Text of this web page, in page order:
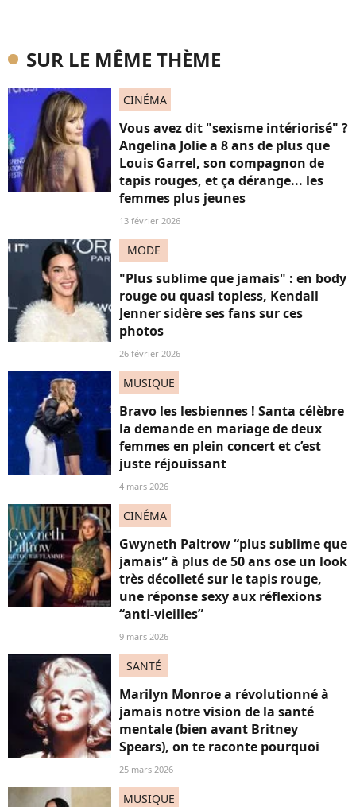
SUR LE MÊME THÈME
CINÉMA
Vous avez dit "sexisme intériorisé" ?
Angelina Jolie a 8 ans de plus que
Louis Garrel, son compagnon de
tapis rouges, et ça dérange... les
femmes plus jeunes
13 février 2026
MODE
"Plus sublime que jamais" : en body
rouge ou quasi topless, Kendall
Jenner sidère ses fans sur ces
photos
26 février 2026
MUSIQUE
Bravo les lesbiennes ! Santa célèbre
la demande en mariage de deux
femmes en plein concert et c’est
juste réjouissant
4 mars 2026
CINÉMA
Gwyneth Paltrow “plus sublime que
jamais” à plus de 50 ans ose un look
très décolleté sur le tapis rouge,
une réponse sexy aux réflexions
“anti-vieilles”
9 mars 2026
SANTÉ
Marilyn Monroe a révolutionné à
jamais notre vision de la santé
mentale (bien avant Britney
Spears), on te raconte pourquoi
25 mars 2026
MUSIQUE